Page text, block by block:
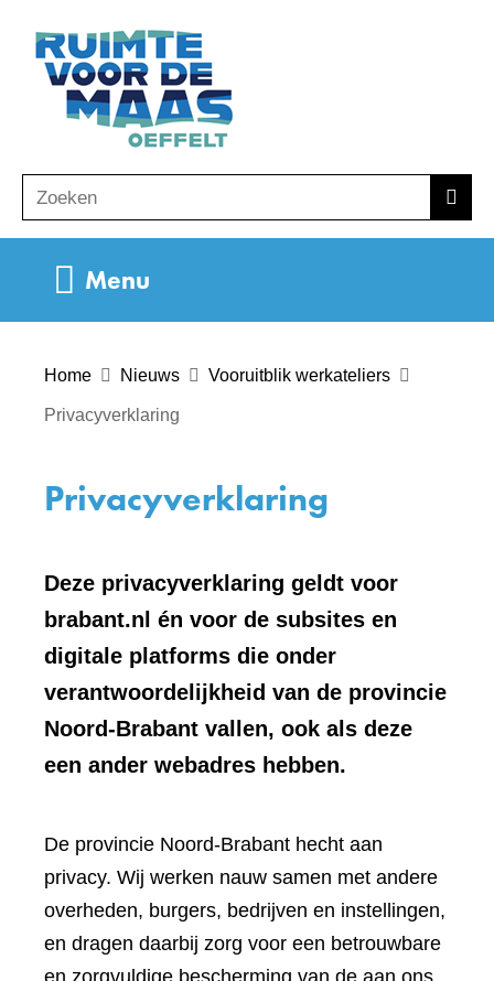
o
e
Zoeken
Menu
Home Nieuws Vooruitblik werkateliers
Privacyverklaring
Privacyverklaring
Deze privacyverklaring geldt voor
brabant.nl én voor de subsites en
digitale platforms die onder
verantwoordelijkheid van de provincie
Noord-Brabant vallen, ook als deze
een ander webadres hebben.
De provincie Noord-Brabant hecht aan
privacy. Wij werken nauw samen met andere
overheden, burgers, bedrijven en instellingen,
en dragen daarbij zorg voor een betrouwbare
en zorgvuldige bescherming van de aan ons